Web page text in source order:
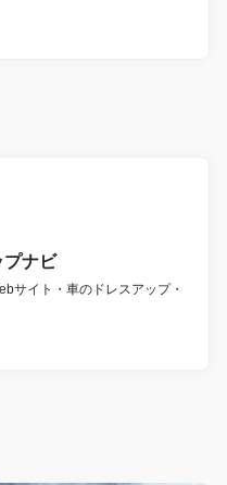
プナビ
サイト・車のドレスアップ・